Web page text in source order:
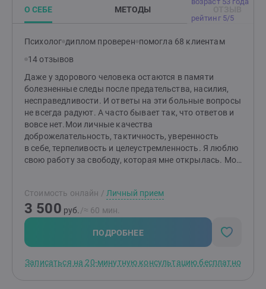
рейтинг 5/5
О СЕБЕ МЕТОДЫ
Психолог диплом проверен помогла 68 клиентам
14 отзывов
Даже у здорового человека остаются в памяти
болезненные следы после предательства, насилия,
несправедливости. И ответы на эти больные вопросы
не всегда радуют. А часто бывает так, что ответов и
вовсе нет.Мои личные качества
доброжелательность, тактичность, уверенность
в себе, терпеливость и целеустремленность. Я люблю
свою работу за свободу, которая мне открылась. Мой
время, как для экстренной психологической помощи
клиенту, так и для себя.Я закончила ВЭГУ.
Специальность: Психолог. Квалификация: Психолог,
преподаватель психологии. Обучалась в МГИ,
дополнительная специализация — гешталь терапевт.
проработала в школе педагогом психологом.
Стоимость онлайн / Личный прием
3 500 руб. /≈ 60 мин.
ПОДРОБНЕЕ
Записаться на 20-минутную консультацию бесплатно